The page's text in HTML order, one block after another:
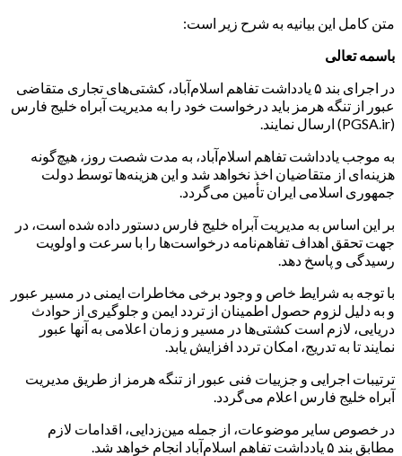
متن کامل این بیانیه به شرح زیر است:
باسمه تعالی
در اجرای بند ۵ یادداشت تفاهم اسلام‌آباد، کشتی‌های تجاری متقاضی
عبور از تنگه هرمز باید درخواست خود را به مدیریت آبراه خلیج فارس
(PGSA.ir) ارسال نمایند.
به موجب یادداشت تفاهم اسلام‌آباد، به مدت شصت روز، هیچ‌گونه
هزینه‌ای از متقاضیان اخذ نخواهد شد و این هزینه‌ها توسط دولت
جمهوری اسلامی ایران تأمین می‌گردد.
بر این اساس به مدیریت آبراه خلیج فارس دستور داده شده است، در
جهت تحقق اهداف تفاهم‌نامه درخواست‌ها را با سرعت و اولویت
رسیدگی و پاسخ دهد.
با توجه به شرایط خاص و وجود برخی مخاطرات ایمنی در مسیر عبور
و به دلیل لزوم حصول اطمینان از تردد ایمن و جلوگیری از حوادث
دریایی، لازم است کشتی‌ها در مسیر و زمان اعلامی به آنها عبور
نمایند تا به تدریج، امکان تردد افزایش یابد.
ترتیبات اجرایی و جزییات فنی عبور از تنگه هرمز از طریق مدیریت
آبراه خلیج فارس اعلام می‌گردد.
در خصوص سایر موضوعات، از جمله مین‌زدایی، اقدامات لازم
مطابق بند ۵ یادداشت تفاهم اسلام‌آباد انجام خواهد شد.